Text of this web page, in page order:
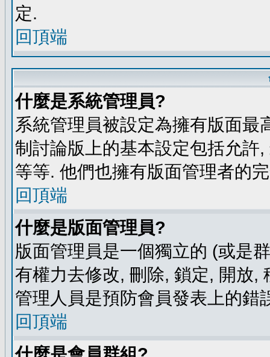
定.
回頂端
什麼是系統管理員?
系統管理員被設定為擁有版面最
制討論版上的基本設定包括允許
等等. 他們也擁有版面管理者的
回頂端
什麼是版面管理員?
版面管理員是一個獨立的 (或是
有權力去修改, 刪除, 鎖定, 開放,
管理人員是預防會員發表上的錯
回頂端